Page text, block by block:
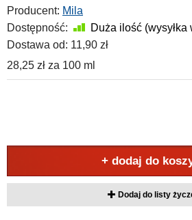
Producent: Mila
Dostępność:
Duża ilość (wysyłka
Dostawa od: 11,90 zł
28,25 zł za 100 ml
+ dodaj do
Dodaj do listy